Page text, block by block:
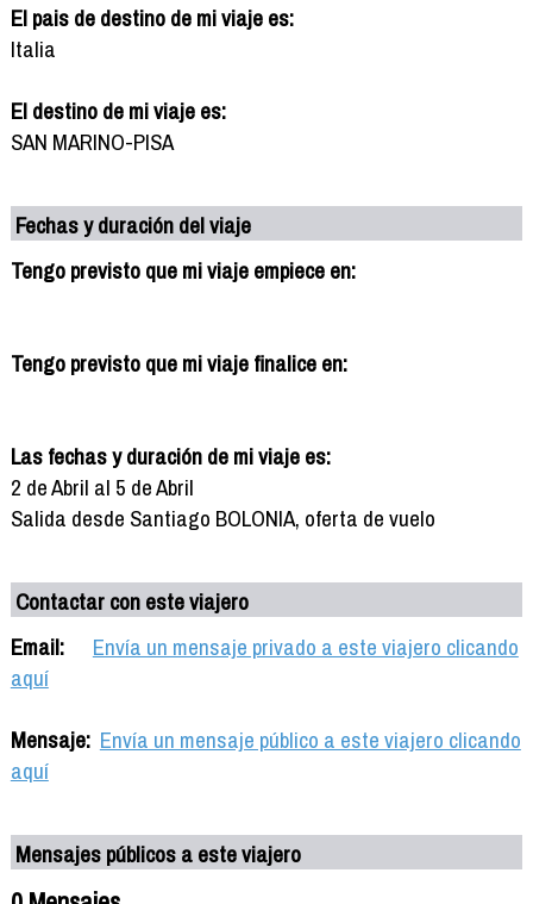
El pais de destino de mi viaje es:
Italia
El destino de mi viaje es:
SAN MARINO-PISA
Fechas y duración del viaje
Tengo previsto que mi viaje empiece en:
Tengo previsto que mi viaje finalice en:
Las fechas y duración de mi viaje es:
2 de Abril al 5 de Abril
Salida desde Santiago BOLONIA, oferta de vuelo
Contactar con este viajero
Email:
Envía un mensaje privado a este viajero clicando
aquí
Mensaje: Envía un mensaje público a este viajero clicando
aquí
Mensajes públicos a este viajero